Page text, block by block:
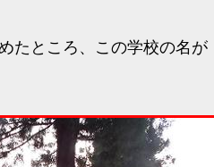
たところ、この学校の名が